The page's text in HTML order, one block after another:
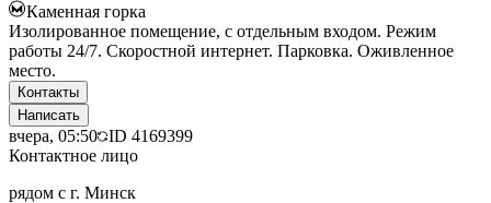
Каменная горка
Изолированное помещение, с отдельным входом. Режим
работы 24/7. Скоростной интернет. Парковка. Оживленное
место.
Контакты
Написать
вчера, 05:50 ID 4169399
Контактное лицо
рядом с г. Минск